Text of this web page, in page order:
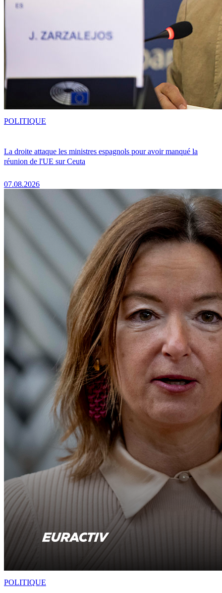
La droite attaque les ministres espagnols pour avoir manqué la
réunion de l'UE sur Ceuta
07.08.2026
POLITIQUE
POLITIQUE